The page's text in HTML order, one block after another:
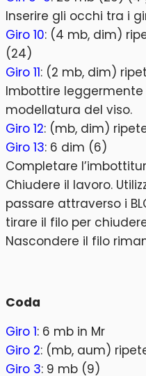
Inserire gli occhi tra i
Giro 10: (4 mb, dim)
(24)
Giro 11: (2 mb, dim)
Imbottire
modellatura del viso.
Giro 12: (mb, dim)
Giro 13: 6 dim (6)
Completare
Chiudere il lavoro.
passare attraverso i
tirare il filo per
Nascondere il filo
Coda
Giro 1: 6 mb in Mr
Giro 2: (mb, aum)
Giro 3: 9 mb (9)